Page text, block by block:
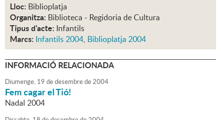
Lloc: Biblioplatja
Organitza: Biblioteca - Regidoria de Cultura
Tipus d'acte: Infantils
Marcs: Infantils 2004, Biblioplatja 2004
INFORMACIÓ RELACIONADA
Diumenge, 19 dedesembrede2004
Fem cagar el Tió!
Nadal 2004